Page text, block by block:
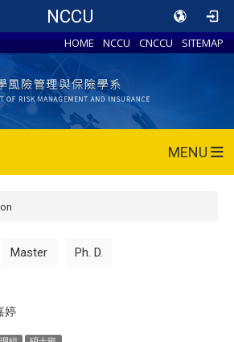
NCCU
HOME NCCU CNCCU SITEMAP
MENU
Master Ph. D.
婷